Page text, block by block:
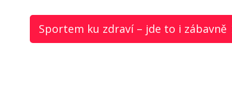
Sportem ku zdraví – jde to i zábavně